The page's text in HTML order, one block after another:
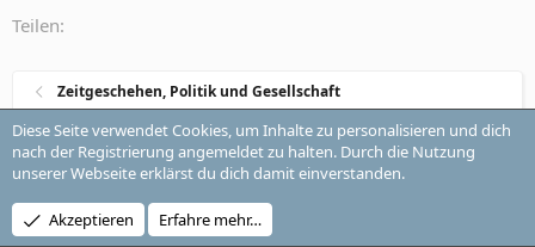
D
Paranormales, Engel, Geister, Träume und Teufel
Teilen:
Zeitgeschehen, Politik und Gesellschaft
Style-Auswahl
Change style
Kontakt
Nutzungsbedingungen
Hilfe und Impressum
R
Diese Seite verwendet Cookies, um Inhalte zu personalisieren und dich
nach der Registrierung angemeldet zu halten. Durch die Nutzung
unserer Webseite erklärst du dich damit einverstanden.
Akzeptieren Erfahre mehr…